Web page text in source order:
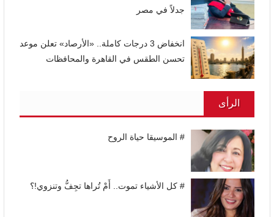
جدلاً في مصر
انخفاض 3 درجات كاملة.. «الأرصاد» تعلن موعد
تحسن الطقس في القاهرة والمحافظات
الرأى
# الموسيقا حياة الروح
# كل الأشياء تموت.. أَمْ تُراها تجِفُّ وتنزوي!؟